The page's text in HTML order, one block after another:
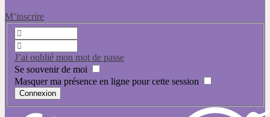
M’inscrire
J’ai oublié mon mot de passe
Se souvenir de moi
Masquer ma présence en ligne pour cette session